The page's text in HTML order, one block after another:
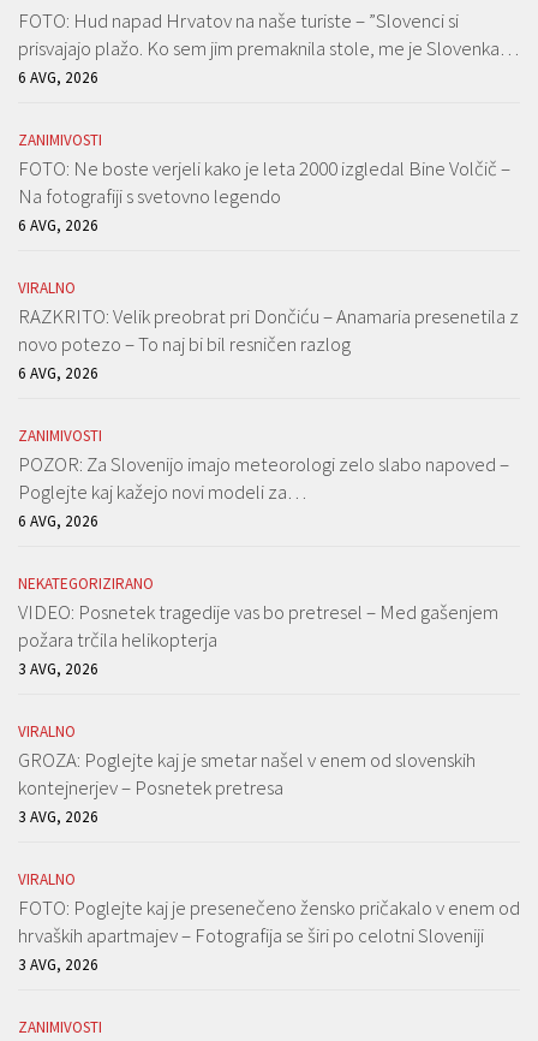
FOTO: Hud napad Hrvatov na naše turiste – ”Slovenci si
prisvajajo plažo. Ko sem jim premaknila stole, me je Slovenka…
6 AVG, 2026
ZANIMIVOSTI
FOTO: Ne boste verjeli kako je leta 2000 izgledal Bine Volčič –
Na fotografiji s svetovno legendo
6 AVG, 2026
VIRALNO
RAZKRITO: Velik preobrat pri Dončiću – Anamaria presenetila z
novo potezo – To naj bi bil resničen razlog
6 AVG, 2026
ZANIMIVOSTI
POZOR: Za Slovenijo imajo meteorologi zelo slabo napoved –
Poglejte kaj kažejo novi modeli za…
6 AVG, 2026
NEKATEGORIZIRANO
VIDEO: Posnetek tragedije vas bo pretresel – Med gašenjem
požara trčila helikopterja
3 AVG, 2026
VIRALNO
GROZA: Poglejte kaj je smetar našel v enem od slovenskih
kontejnerjev – Posnetek pretresa
3 AVG, 2026
VIRALNO
FOTO: Poglejte kaj je presenečeno žensko pričakalo v enem od
hrvaških apartmajev – Fotografija se širi po celotni Sloveniji
3 AVG, 2026
ZANIMIVOSTI